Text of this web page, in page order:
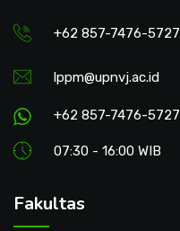
+62 857-7476-5727
lppm@upnvj.ac.id
+62 857-7476-5727
07:30 - 16:00 WIB
Fakultas